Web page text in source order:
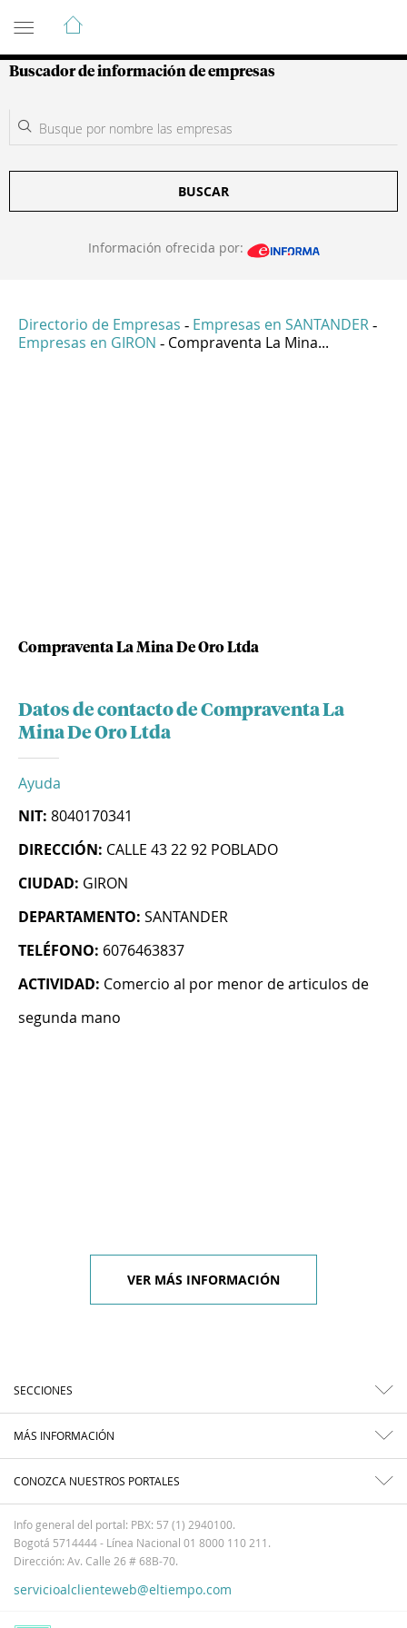
Guía de Empresas Colombianas
Buscador de información de empresas
BUSCAR
Información ofrecida por:
Directorio de Empresas - Empresas en SANTANDER -
Empresas en GIRON - Compraventa La Mina...
Compraventa La Mina De Oro Ltda
Datos de contacto de Compraventa La
Mina De Oro Ltda
Ayuda
NIT: 8040170341
DIRECCIÓN: CALLE 43 22 92 POBLADO
CIUDAD: GIRON
DEPARTAMENTO: SANTANDER
TELÉFONO: 6076463837
ACTIVIDAD: Comercio al por menor de articulos de
segunda mano
VER MÁS INFORMACIÓN
SECCIONES
MÁS INFORMACIÓN
CONOZCA NUESTROS PORTALES
Info general del portal: PBX: 57 (1) 2940100.
Bogotá 5714444 - Línea Nacional 01 8000 110 211.
Dirección: Av. Calle 26 # 68B-70.
servicioalclienteweb@eltiempo.com